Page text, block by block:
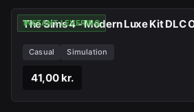
INSTANT LEVERING
The Sims 4 - Modern Luxe Kit DLC
Casual Simulation
41,00 kr.